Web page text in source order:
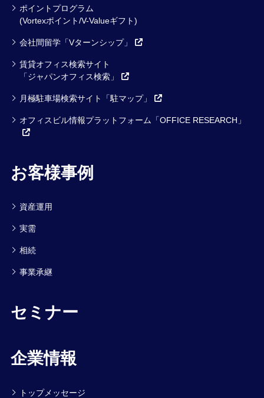
ポイントプログラム
(Vortexポイント/V-Valueギフト)
会社間留学「Vターンシップ」
賃貸オフィス検索サイト
「ジャパンオフィス検索」
月極駐車場検索サイト「駐マップ」
オフィスビル情報プラットフォーム「OFFICE RESEARCH」
お客様事例
資産運用
実需
相続
事業承継
セミナー
企業情報
トップメッセージ